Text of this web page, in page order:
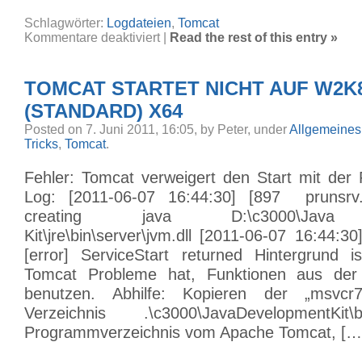
Schlagwörter: Logdateien, Tomcat
Kommentare deaktiviertfür
Apache
für
die
Logdateien
ändern
Read the rest of this entry »
TOMCAT STARTET NICHT AUF
(STANDARD) X64
Posted on 7. Juni 2011, 16:05, by Peter, underAllgemeines
Tricks, Tomcat.
Fehler: Tomcat verweigert den Start mit der
Log: [2011-06-07 16:44:30] [897
creating java D:\c3000\Java
Kit\jre\bin\server\jvm.dll [2011-06-07
[error] ServiceStart returned Hintergrund
Tomcat Probleme hat, Funktionen aus der
benutzen. Abhilfe: Kopieren der
Verzeichnis
Programmverzeichnis vom Apache Tomcat,